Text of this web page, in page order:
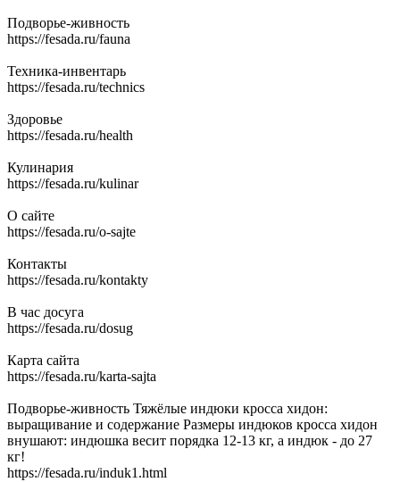
Подворье-живность
https://fesada.ru/fauna
Техника-инвентарь
https://fesada.ru/technics
Здоровье
https://fesada.ru/health
Кулинария
https://fesada.ru/kulinar
О сайте
https://fesada.ru/o-sajte
Контакты
https://fesada.ru/kontakty
В час досуга
https://fesada.ru/dosug
Карта сайта
https://fesada.ru/karta-sajta
Подворье-живность Тяжёлые индюки кросса хидон:
выращивание и содержание Размеры индюков кросса хидон
внушают: индюшка весит порядка 12-13 кг, а индюк - до 27
кг!
https://fesada.ru/induk1.html